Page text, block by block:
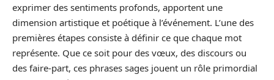
exprimer des sentiments profonds, apportent une
dimension artistique et poétique à l’événement. L’une des
premières étapes consiste à définir ce que chaque mot
représente. Que ce soit pour des vœux, des discours ou
des faire-part, ces phrases sages jouent un rôle primordial